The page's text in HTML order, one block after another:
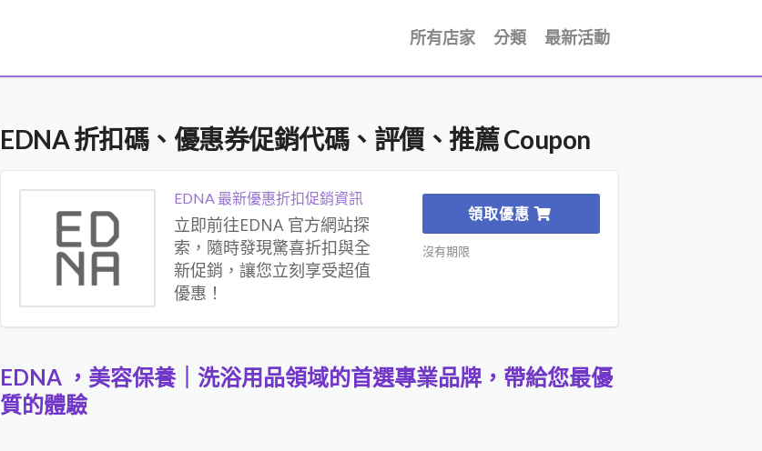
所有店家 分類 最新活動
EDNA 折扣碼、優惠券促銷代碼、評價、推薦 Coupon
EDNA 最新優惠折扣促銷資訊
立即前往EDNA 官方網站探
索，隨時發現驚喜折扣與全
新促銷，讓您立刻享受超值
優惠！
領取優惠
沒有期限
EDNA ，美容保養｜洗浴用品領域的首選專業品牌，帶給您最優
質的體驗